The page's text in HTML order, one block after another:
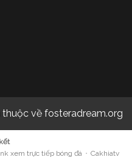
về fosteradream.org
xem trực tiếp bóng đá • Cakhiatv